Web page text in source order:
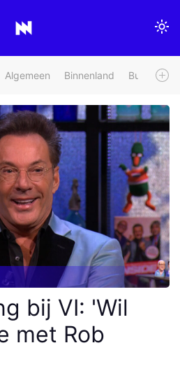
Algemeen Binnenland Buitenland
bij VI: 'Wil
met Rob